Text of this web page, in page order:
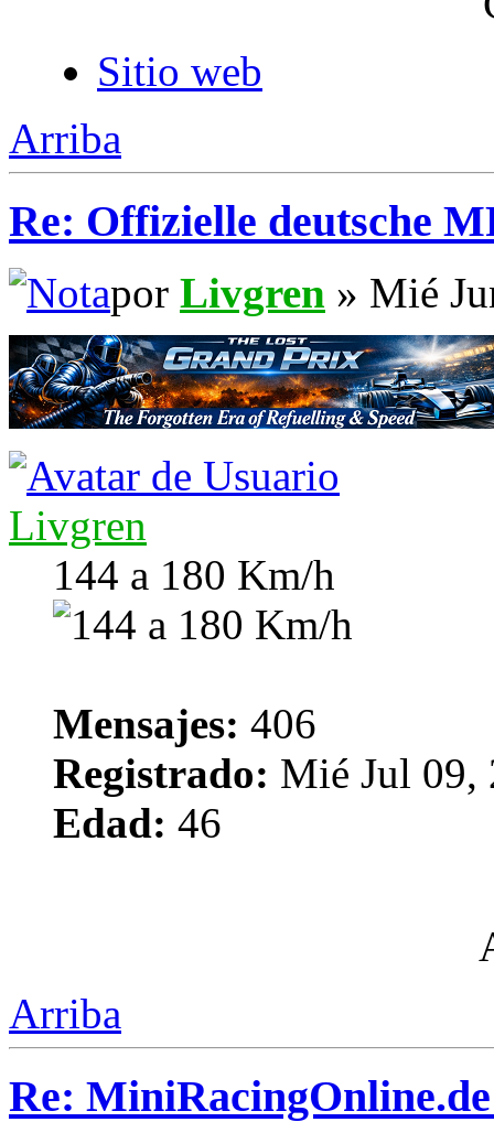
Sitio web
Arriba
Re: Offizielle deutsche
por Livgren » Mié
Livgren
144 a 180 Km/h
Mensajes: 406
Registrado: Mié Jul 09,
Edad: 46
Arriba
Re: